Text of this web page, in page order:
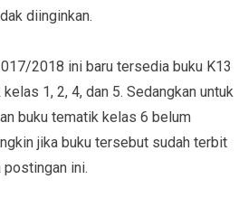
diinginkan.
2018 ini baru tersedia buku K13
1, 2, 4, dan 5. Sedangkan untuk
buku tematik kelas 6 belum
jika buku tersebut sudah terbit
postingan ini.